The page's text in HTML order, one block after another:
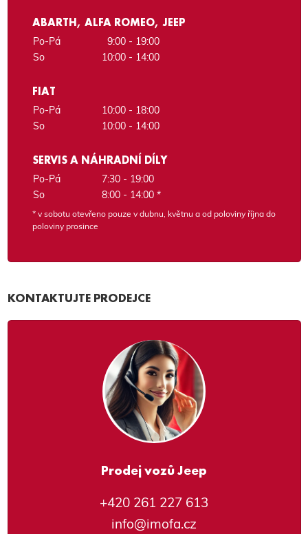
ABARTH, ALFA ROMEO, JEEP
Po-Pá
9:00 - 19:00
So
10:00 - 14:00
FIAT
Po-Pá
10:00 - 18:00
So
10:00 - 14:00
SERVIS A NÁHRADNÍ DÍLY
Po-Pá
7:30 - 19:00
So
8:00 - 14:00 *
* v sobotu otevřeno pouze v dubnu, květnu a od poloviny října do
poloviny prosince
KONTAKTUJTE PRODEJCE
Prodej vozů Jeep
+420 261 227 613
info@imofa.cz